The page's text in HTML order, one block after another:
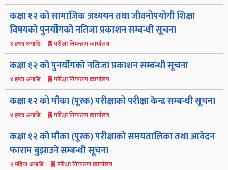
कक्षा १२ को सामाजिक अध्ययन तथा जीवनोपयोगी शिक्षा
विषयको पुनर्योगको नतिजा प्रकाशन सम्बन्धी सूचना
३ हप्ता अगाडि परीक्षा नियन्त्रण कार्यालय
कक्षा १२ को पुनर्योगको नतिजा प्रकाशन सम्बन्धी सूचना
४ हप्ता अगाडि परीक्षा नियन्त्रण कार्यालय
कक्षा १२ को मौका (पूरक) परीक्षाको परीक्षा केन्द्र सम्बन्धी सूचना
४ हप्ता अगाडि परीक्षा नियन्त्रण कार्यालय
कक्षा १२ को मौका (पूरक) परीक्षाको समयतालिका तथा आवेदन
फाराम बुझाउने सम्बन्धी सूचना
२ महिना अगाडि परीक्षा नियन्त्रण कार्यालय